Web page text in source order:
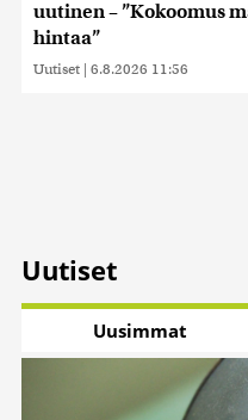
uutinen – ”Kokoomus
hintaa”
Uutiset | 6.8.2026 11:56
Uutiset
Uusimmat